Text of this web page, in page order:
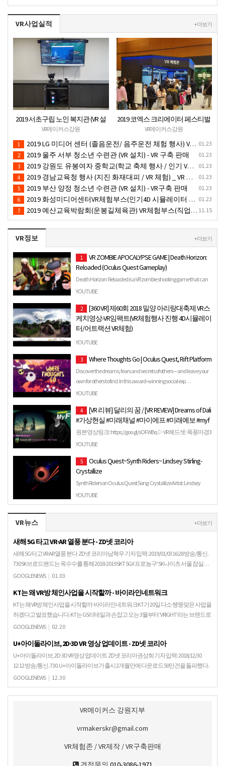
VR사업실적 + 더보기
2019 서초구립 노인 복지관 (VR 설
치) - VR 구축 판매
VR메이커스강원
2019 코엑스 크리에이터 페스티벌
VR체험 부스 (인기 VR 체험) - VR렌
탈대여 행사
VR메이커스강원
01.23
1 2019 LG 미디어 센터 (졸음운전/ 음주운전 체험 행사) VR 체험 - VR 렌탈대여 행사
01.23
2 2019 울주 서부 청소년 수련관 (VR 설치) - VR 구축 판매
01.23
3 2019 강원도 유봉여자 중학교(학교 축제 행사 / 인기 VR 컨텐츠 ) - VR렌탈대여 행사
01.23
4 2019 경남교육청 행사 (지진 화재대피 / VR 체험) _ VR 렌탈대여행사
01.23
5 2019 부산 양정 청소년 수련관 (VR 설치) - VR구축 판매
01.23
6 2019 화성미디어센터VR체험부스(인기4D 시뮬레이터 체험)-VR렌탈대여 행사
11.15
7 2019 예산교육박람회(운봉길체육관) VR체험부스(직업진로체험 / 인기VR체험)-VR렌탈대여행사
VR정보 + 더보기
1
VR ZOMBIE APOCALYPSE GAME | Death Horizon:
Reloaded (Oculus Quest Gameplay)
Death Horizon: Reloaded is a VR zombie shooting game that can
be played on the Oculus Quest, Go, Samsung Gear VR and als…
YOUTUBE
2
[360 VR] 제60회 2018 밀양 아리랑대축제 VR스
케치영상-VR임팩트(VR체험행사 진행 4D시뮬레이
터/어트랙션 VR체험)
VR임팩트(www.vr-impact.com) 010-3086-1971.
YOUTUBE
3 Where Thoughts Go | Oculus Quest, Rift Platform
Discover the dreams, fears and secrets of others—and leave your
own for others to find. In this award-winning social exp…
YOUTUBE
4
[VR 리뷰] 달리의 꿈 / [VR REVIEW] Dreams of Dali
#가상현실 #미래채널 #마이에프 #미래예보 #myf
원본영상링크: https://goo.gl/sOFWBq ▷VR 헤드셋: 폭풍마경3
(중국) ▷폭풍마경3 리뷰영상: https://goo.gl/Yq2ixU 미래채널
YOUTUBE
5
Oculus Quest~Synth Riders~ Lindsey Stirling-
Crystallize
Synth Riders on Oculus Quest Song: Crystallize Artist: Lindsey
Stirling Mapped By: FRACTAL & WHATTHESHARK.
YOUTUBE
VR뉴스 + 더보기
새해 5G 타고 VR·AR 열풍 분다 - ZD넷 코리아
새해 5G 타고 VR·AR 열풍 분다 ZD넷 코리아남혁우 기자 입력: 2019/01/03 16:28 방송/통신.
730 SK브로드밴드는 옥수수를 통해 2018-2019 SKT 5GX 프로농구' SK나이츠 서울 잠실…
GOOGLENEWS | 01.03
KT는 왜 VR방 체인사업을 시작할까 - 바이라인네트워크
KT는 왜 VR방 체인사업을 시작할까 바이라인네트워크KT가 20일 다소 쌩뚱맞은 사업을
하겠다고 발표했습니다. KT는 GS리테일과 손잡고 오는 3월부터 'VRIGHT'라는 브랜드로
도심형 VR테마파크 사업을 펼친다…
GOOGLENEWS | 02.20
U+아이돌라이브, 2D·3D VR 영상 업데이트 - ZD넷 코리아
U+아이돌라이브, 2D·3D VR 영상 업데이트 ZD넷 코리아권상희 기자 입력: 2018/12/30
12:12 방송/통신. 730. U+아이돌라이브가 출시 2개월만에 다운로드 50만건을 돌파했다.
LG유플러스는 가…
GOOGLENEWS | 12.30
VR메이커스 강원지부
vrmakerskr@gmail.com
VR체험존 / VR제작 / VR구축판매